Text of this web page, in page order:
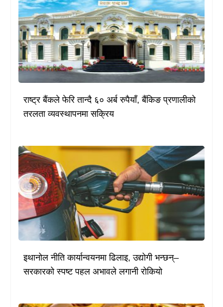
राष्ट्र बैंकले फेरि तान्दै ६० अर्ब रुपैयाँ, बैंकिङ प्रणालीको
तरलता व्यवस्थापनमा सक्रिय
इथानोल नीति कार्यान्वयनमा ढिलाइ, उद्योगी भन्छन्–
सरकारको स्पष्ट पहल अभावले लगानी रोकियो